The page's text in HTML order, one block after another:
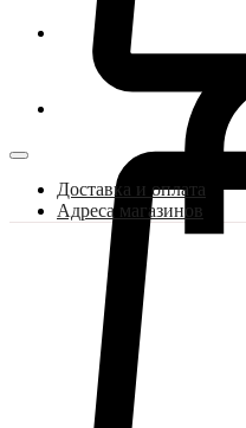
Доставка и оплата
Адреса магазинов